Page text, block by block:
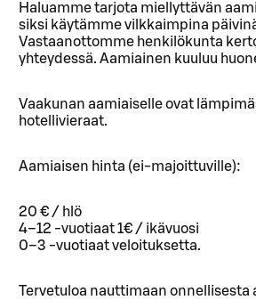
Haluamme tarjota miellyttävän
siksi käytämme vilkkaimpina
Vastaanottomme henkilökunta
yhteydessä. Aamiainen kuuluu
Vaakunan aamiaiselle ovat
hotellivieraat.
Aamiaisen hinta (ei-majoittuville):
20 € / hlö
4–12 -vuotiaat 1€ / ikävuosi
0–3 -vuotiaat veloituksetta.
Tervetuloa nauttimaan onnellisesta